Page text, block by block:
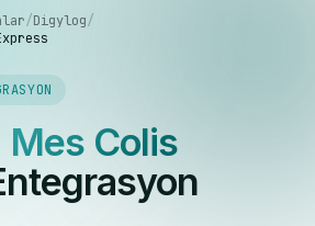
/Digylog/
Mes Colis